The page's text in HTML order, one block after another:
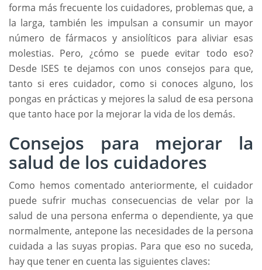
forma más frecuente los cuidadores, problemas que, a
la larga, también les impulsan a consumir un mayor
número de fármacos y ansiolíticos para aliviar esas
molestias. Pero, ¿cómo se puede evitar todo eso?
Desde ISES te dejamos con unos consejos para que,
tanto si eres cuidador, como si conoces alguno, los
pongas en prácticas y mejores la salud de esa persona
que tanto hace por la mejorar la vida de los demás.
Consejos para mejorar la
salud de los cuidadores
Como hemos comentado anteriormente, el cuidador
puede sufrir muchas consecuencias de velar por la
salud de una persona enferma o dependiente, ya que
normalmente, antepone las necesidades de la persona
cuidada a las suyas propias. Para que eso no suceda,
hay que tener en cuenta las siguientes claves: